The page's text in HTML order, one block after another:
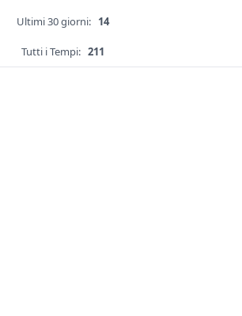
Ultimi 30 giorni: 14
Tutti i Tempi: 211